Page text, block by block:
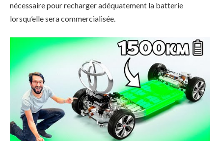
nécessaire pour recharger adéquatement la batterie
lorsqu’elle sera commercialisée.